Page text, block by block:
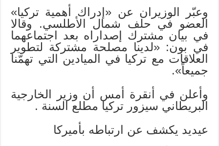
وعبّر الوزيران عن «إدراك أهمية تركيا»
العضو في حلف شمال الأطلسي. وقالا
في بيان مشترك إصداراه بعد اجتماعهما
في بون: «لدينا مصلحة مشتركة لتطوير
العلاقات مع تركيا في الميادين التي تهمّنا
جميعاً».
وأعلن في أنقرة أمس أن وزير الخارجية
البريطاني سيزور تركيا مطلع السنة .
عيديد يكشف عن ارتباطه بأميركا